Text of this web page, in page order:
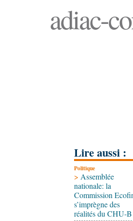
adiac-
Lire aussi :
Politique
> Assemblée
nationale: la
Commission
s’imprègne des
réalités du CHU-B